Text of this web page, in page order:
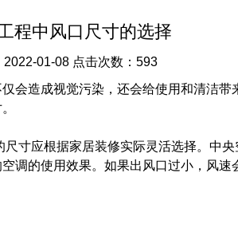
程中风口尺寸的选择
2022-01-08 点击次数：593
会造成视觉污染，还会给使用和清洁带
寸应根据家居装修实际灵活选择。中
调的使用效果。如果出风口过小，风